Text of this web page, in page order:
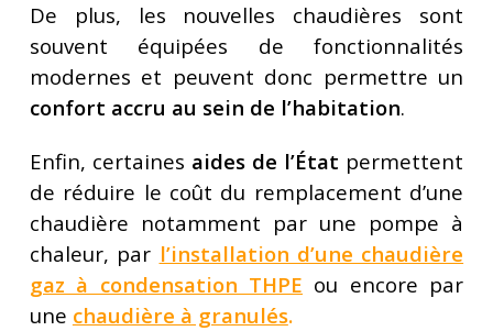
De plus, les nouvelles chaudières sont
souvent équipées de fonctionnalités
modernes et peuvent donc permettre un
confort accru au sein de l’habitation.
Enfin, certaines aides de l’État permettent
de réduire le coût du remplacement d’une
chaudière notamment par une pompe à
chaleur, par l’installation d’une chaudière
gaz à condensation THPE ou encore par
une chaudière à granulés.